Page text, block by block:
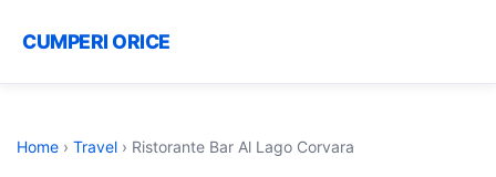
CUMPERI ORICE
Home › Travel › Ristorante Bar Al Lago Corvara